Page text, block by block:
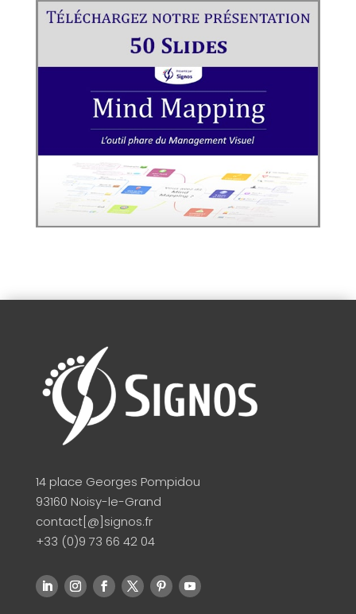
14 place Georges Pompidou
93160 Noisy-le-Grand
contact[@]signos.fr
+33 (0)9 73 66 42 04